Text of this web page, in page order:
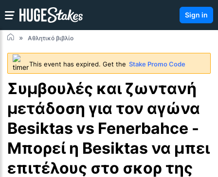
Sign in
Αθλητικό βιβλίο
This event has expired. Get the Stake Promo Code
Συμβουλές και ζωντανή
μετάδοση για τον αγώνα
Besiktas vs Fenerbahce -
Μπορεί η Besiktas να μπει
επιτέλους στο σκορ της